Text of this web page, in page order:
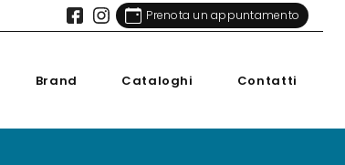
Prenota un appuntamento
Brand Cataloghi Contatti